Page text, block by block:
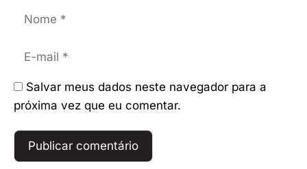
mail
Salvar meus dados neste navegador para a
próxima vez que eu comentar.